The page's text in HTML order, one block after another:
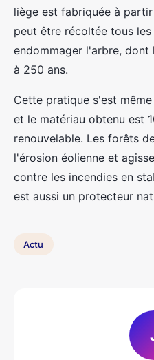
liège est fabriquée à
peut être récoltée tous les
endommager l'arbre, dont
à 250 ans.
Cette pratique s'est
et le matériau obtenu est
renouvelable. Les forêts
l'érosion éolienne et
contre les incendies en
est aussi un protecteur
Actu